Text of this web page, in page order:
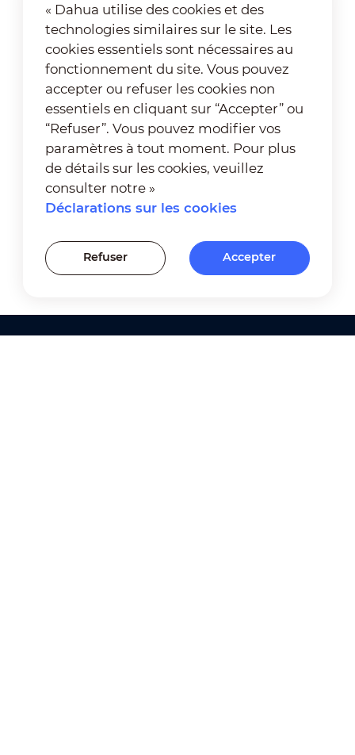
« Dahua utilise des cookies et des
technologies similaires sur le site. Les
cookies essentiels sont nécessaires au
fonctionnement du site. Vous pouvez
accepter ou refuser les cookies non
essentiels en cliquant sur “Accepter” ou
“Refuser”. Vous pouvez modifier vos
paramètres à tout moment. Pour plus
de détails sur les cookies, veuillez
consulter notre »
Déclarations sur les cookies
Refuser Accepter